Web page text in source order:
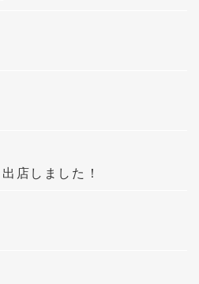
店しました！